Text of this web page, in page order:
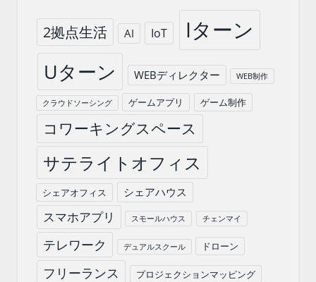
2拠点生活 AI IoT Iターン
Uターン WEBディレクター WEB制作
クラウドソーシング ゲームアプリ ゲーム制作
コワーキングスペース
サテライトオフィス
シェアオフィス シェアハウス
スマホアプリ スモールハウス チェンマイ
テレワーク デュアルスクール ドローン
フリーランス プロジェクションマッピング